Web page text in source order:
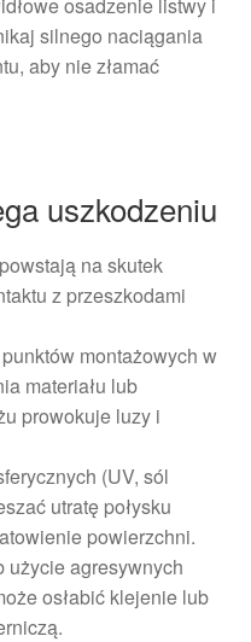
osadzenie listwy i
silnego naciągania
aby nie złamać
uszkodzeniu
na skutek
z przeszkodami
montażowych w
materiału lub
prowokuje luzy i
(UV, sól
utratę połysku
powierzchni.
użycie agresywnych
osłabić klejenie lub